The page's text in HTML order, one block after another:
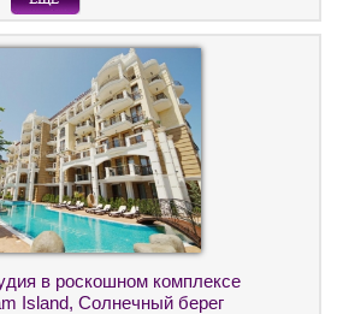
в роскошном комплексе
Island, Солнечный берег